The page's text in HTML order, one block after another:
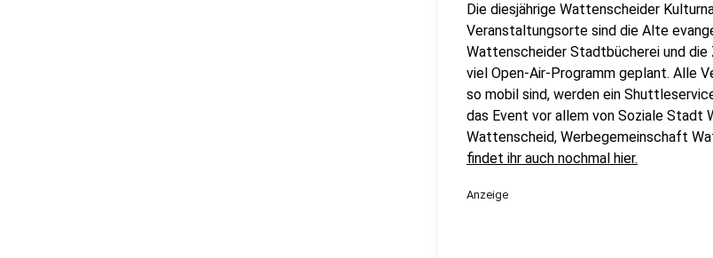
Die diesjährige Wattenscheider
Veranstaltungsorte sind die Alte
Wattenscheider Stadtbücherei und
viel Open-Air-Programm geplant. Alle
so mobil sind, werden ein
das Event vor allem von Soziale
Wattenscheid, Werbegemeinschaft
findet ihr auch nochmal hier.
Anzeige